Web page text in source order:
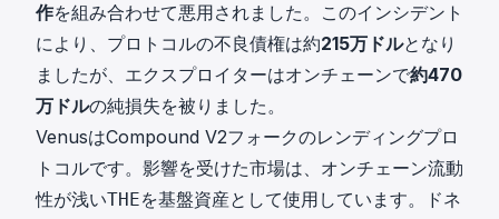
作を組み合わせて悪用されました。このインシデント
により、プロトコルの不良債権は約215万ドルとなり
ましたが、エクスプロイターはオンチェーンで約470
万ドルの純損失を被りました。
VenusはCompound V2フォークのレンディングプロ
トコルです。影響を受けた市場は、オンチェーン流動
性が浅いTHEを基盤資産として使用しています。ドネ